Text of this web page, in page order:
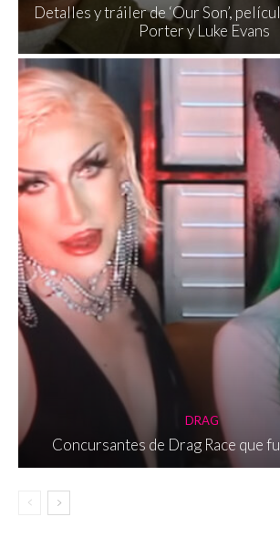
Detalles y tráiler de ‘Our Son’,
Porter y Luke Evans
DRAG
Concursantes de Drag Race que